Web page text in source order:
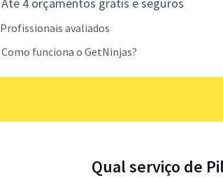
Profissionais avaliados
Como funciona o GetNinjas?
Qual serviço de